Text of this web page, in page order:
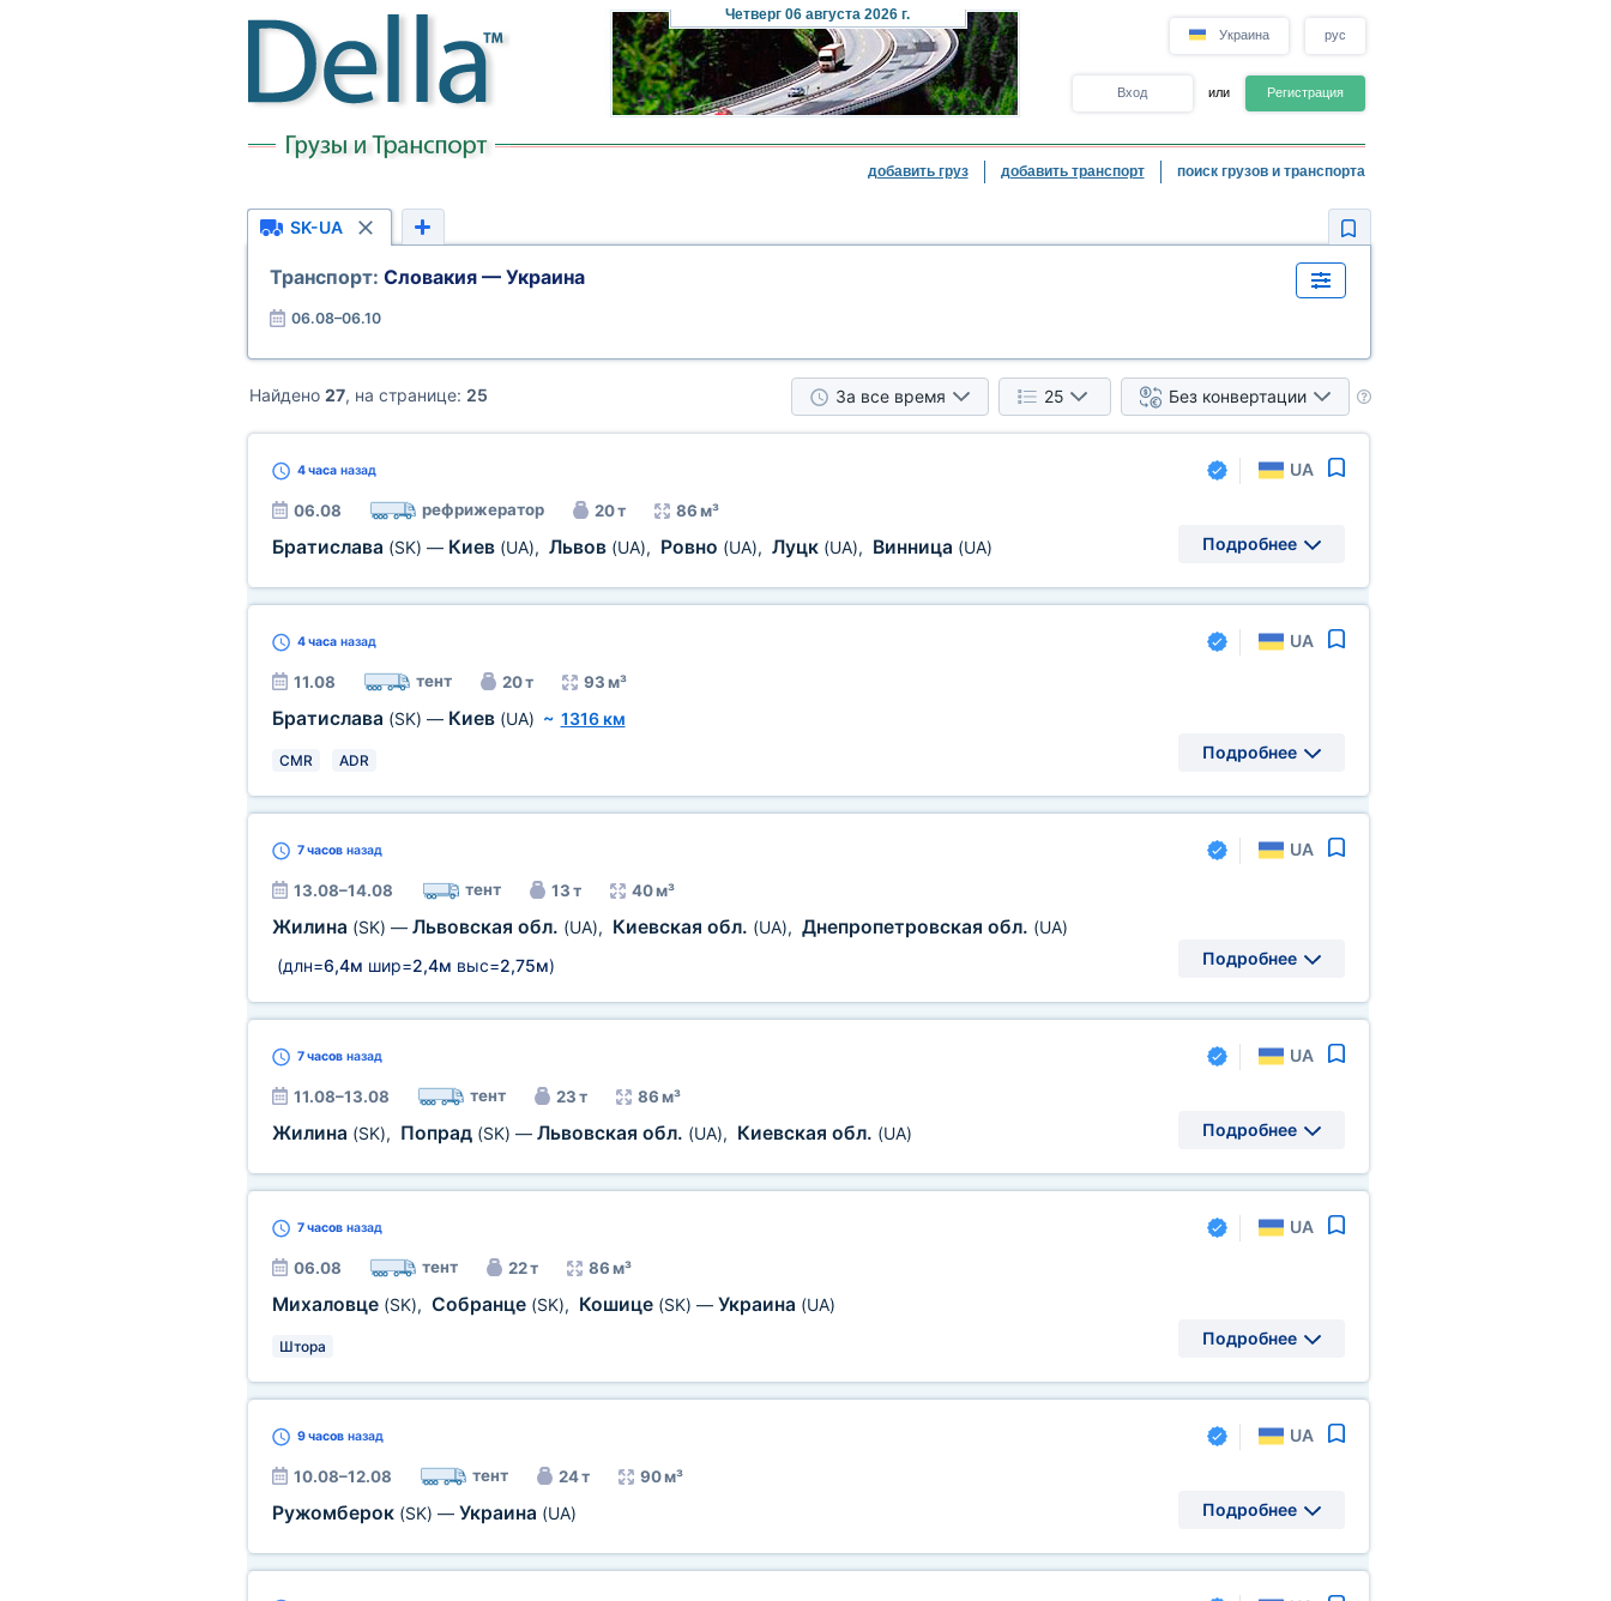
Четверг 06 августа 2026 г.
Украина рус
Вход или Регистрация
добавить груз добавить транспорт поиск грузов и транспорта
SK-UA
Транспорт: Словакия — Украина
06.08–06.10
Найдено 27, на странице: 25 За все время 25 Без конвертации
4 часаназад UA
06.08 рефрижератор 20 т 86 м³
Братислава (SK) — Киев (UA), Львов (UA), Ровно (UA), Луцк (UA), Винница (UA) Подробнее
4 часаназад UA
11.08 тент 20 т 93 м³
Братислава (SK) — Киев (UA) ~ 1316 км
CMR ADR Подробнее
7 часовназад UA
13.08–14.08 тент 13 т 40 м³
Жилина (SK) — Львовская обл. (UA), Киевская обл. (UA), Днепропетровская обл. (UA)
(длн=6,4м шир=2,4м выс=2,75м) Подробнее
7 часовназад UA
11.08–13.08 тент 23 т 86 м³
Жилина (SK), Попрад (SK) — Львовская обл. (UA), Киевская обл. (UA) Подробнее
7 часовназад UA
06.08 тент 22 т 86 м³
Михаловце (SK), Собранце (SK), Кошице (SK) — Украина (UA)
Штора Подробнее
9 часовназад UA
10.08–12.08 тент 24 т 90 м³
Ружомберок (SK) — Украина (UA) Подробнее